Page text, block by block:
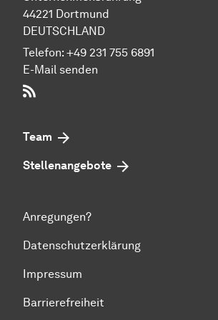
44221 Dort­mund
DEUTSCHLAND
Telefon: +49 231 755 6891
E-Mail senden
Team
Stellenangebote
Anregungen?
Datenschutzerklärung
Impressum
Barrierefreiheit